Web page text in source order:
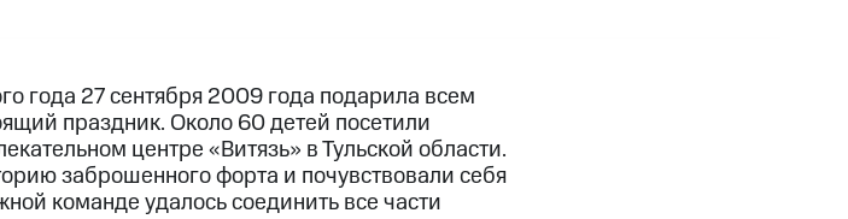
года 27 сентября 2009 года подарила всем
праздник. Около 60 детей посетили
центре «Витязь» в Тульской области.
заброшенного форта и почувствовали себя
команде удалось соединить все части